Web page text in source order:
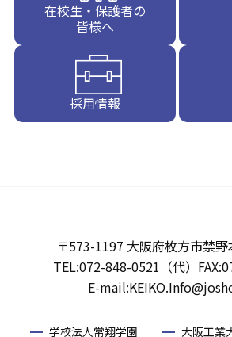
在校生・保護者の
皆様へ
採用情報
〒573-1197 大阪府枚方市禁
TEL:072-848-0521（代）
E-
学校法人常翔学園 大阪工業